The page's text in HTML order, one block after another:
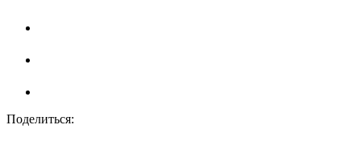
Поделиться: